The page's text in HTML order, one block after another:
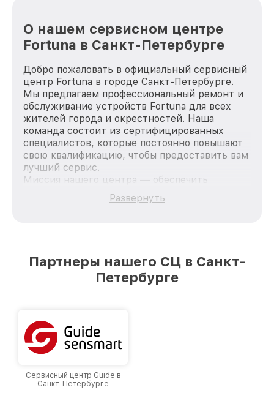
О нашем сервисном центре
Fortuna в Санкт-Петербурге
Добро пожаловать в официальный сервисный
центр Fortuna в городе Санкт-Петербурге.
Мы предлагаем профессиональный ремонт и
обслуживание устройств Fortuna для всех
жителей города и окрестностей. Наша
команда состоит из сертифицированных
специалистов, которые постоянно повышают
свою квалификацию, чтобы предоставить вам
лучший сервис.
Миссия нашего центра — обеспечить
качественный и доступный ремонт для
каждого пользователя продукции Fortuna, вне
лучшим сервисным центром Fortuna в городе
Санкт-Петербурге, постоянно повышая
Развернуть
Партнеры нашего СЦ в Санкт-
Петербурге
Сервисный центр Guide в
Санкт-Петербурге